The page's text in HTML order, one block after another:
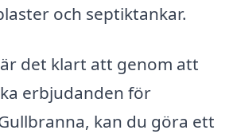
och septiktankar.
det klart att genom att
erbjudanden för
kan du göra ett